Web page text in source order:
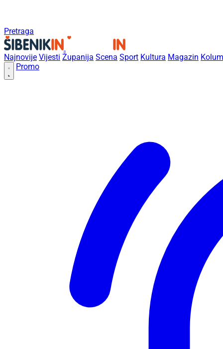
Pretraga
Najnovije Vijesti Županija Scena Sport Kultura Magazin
Promo